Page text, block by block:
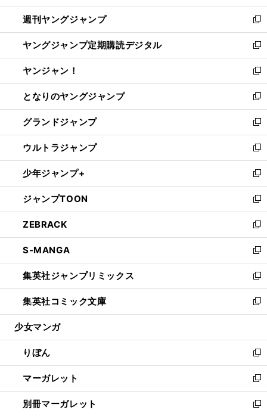
開
く
ウ
で
開
く
ン
ド
ウ
で
開
く
ウ
ィ
ン
ド
ウ
で
開
く
週刊ヤングジャンプ
新
し
い
ウ
ィ
ン
ド
ウ
で
開
く
ヤングジャンプ定期購読デジタル
新
し
い
ウ
ィ
ン
ド
ウ
で
開
く
ヤンジャン！
新
し
い
ウ
ィ
ン
ド
ウ
で
開
く
となりのヤングジャンプ
新
し
い
ウ
ィ
ン
ド
ウ
で
開
く
グランドジャンプ
新
し
い
ウ
ィ
ン
ド
ウ
で
開
く
ウルトラジャンプ
新
し
い
ウ
ィ
ン
ド
ウ
で
開
く
少年ジャンプ+
新
し
い
ウ
ィ
ン
ド
ウ
で
開
く
ジャンプTOON
新
し
い
ウ
ィ
ン
ド
ウ
で
開
ZEBRACK
新
し
い
ウ
ィ
ン
ド
ウ
開
く
S-MANGA
新
し
い
ウ
ィ
ン
ウ
で
開
く
集英社ジャンプリミックス
新
し
い
ウ
ン
ド
ウ
で
開
く
集英社コミック文庫
新
し
ウ
ィ
ン
ド
ウ
で
少女マンガ
りぼん
新
し
い
ウ
ィ
マーガレット
新
し
い
別冊マーガレット
新